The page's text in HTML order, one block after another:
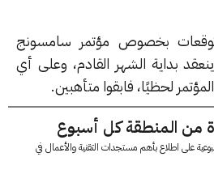
بخصوص مؤتمر سامسونج
ينعقد بداية الشهر القادم، وعلى أي
فابقوا متأهبين.
المنطقة كل أسبوع
اطلاع بأهم مستجدات التقنية والأعمال في